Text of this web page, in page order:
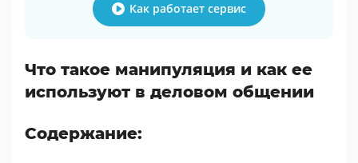
Как работает сервис
Что такое манипуляция и как ее
используют в деловом общении
Содержание: